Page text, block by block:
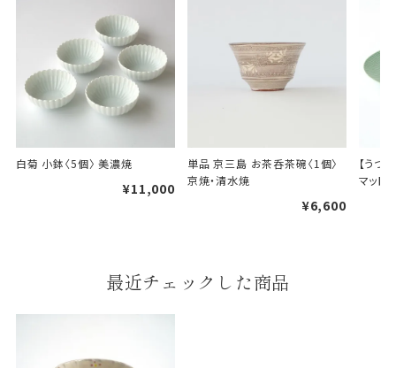
一般的なギフト包装
婚礼や出産などのギフト
包装
のし・包装体裁により、紐（ひも）掛けしない場合が
天掛け包装について
白菊 小鉢〈5個〉 美濃焼
¥11,000
単品 京三島 お茶呑茶碗〈1個〉
京焼・清水焼
¥6,600
【うつ
マット
最近チェックした商品